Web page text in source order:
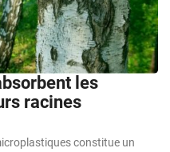
les
racines
constitue un